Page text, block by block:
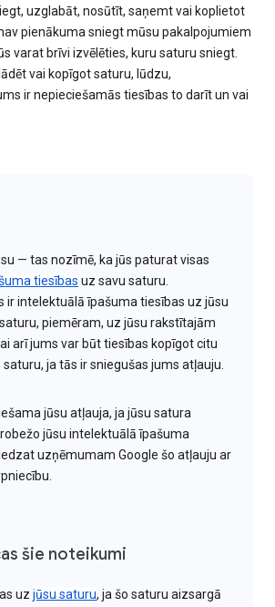
uzglabāt, nosūtīt, saņemt vai koplietot
pienākuma sniegt mūsu pakalpojumiem
varat brīvi izvēlēties, kuru saturu sniegt.
vai kopīgot saturu, lūdzu,
ir nepieciešamās tiesības to darīt un vai
— tas nozīmē, ka jūs paturat visas
tiesības uz savu saturu.
ir intelektuālā īpašuma tiesības uz jūsu
piemēram, uz jūsu rakstītajām
arī jums var būt tiesības kopīgot citu
ja tās ir sniegušas jums atļauju.
jūsu atļauja, ja jūsu satura
jūsu intelektuālā īpašuma
uzņēmumam Google šo atļauju ar
šie noteikumi
uz jūsu saturu, ja šo saturu aizsargā